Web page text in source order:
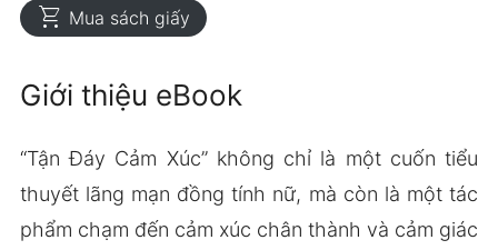
shopping_cart Mua sách giấy
Giới thiệu eBook
“Tận Đáy Cảm Xúc” không chỉ là một cuốn tiểu
thuyết lãng mạn đồng tính nữ, mà còn là một tác
phẩm chạm đến cảm xúc chân thành và cảm giác